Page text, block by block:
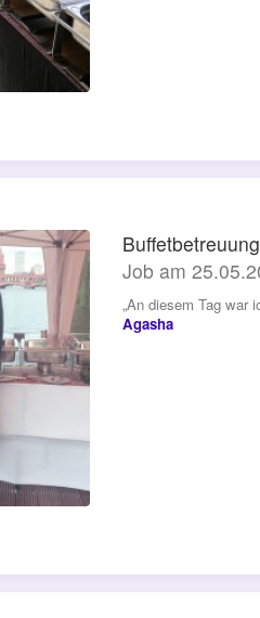
Job am
„An diesem Tag war
Agasha